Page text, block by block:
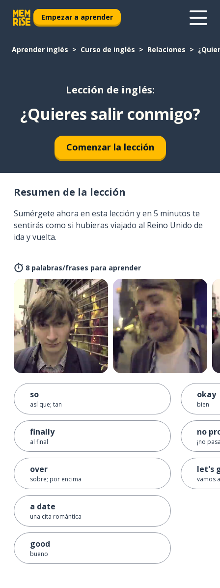
Empezar a aprender
Aprender inglés Curso de inglés Relaciones
Lección de inglés:
¿Quieres salir conmigo?
Comenzar la lección
Resumen de la lección
Sumérgete ahora en esta lección y en 5 minutos te
sentirás como si hubieras viajado al Reino Unido de
ida y vuelta.
8 palabras/frases para aprender
so
así que; tan
finally
al final
over
sobre; por encima
a date
una cita romántica
good
bueno
okay
bien
no
¡no
let's
vamos